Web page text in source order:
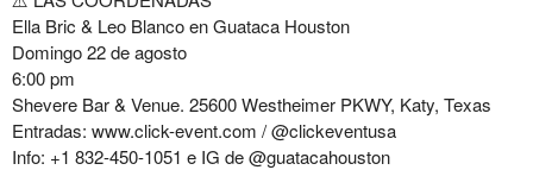
Ella Bric & Leo Blanco en Guataca Houston
Domingo 22 de agosto
6:00 pm
Shevere Bar & Venue. 25600 Westheimer PKWY, Katy, Texas
Entradas: www.click-event.com / @clickeventusa
Info: +1 832-450-1051 e IG de @guatacahouston